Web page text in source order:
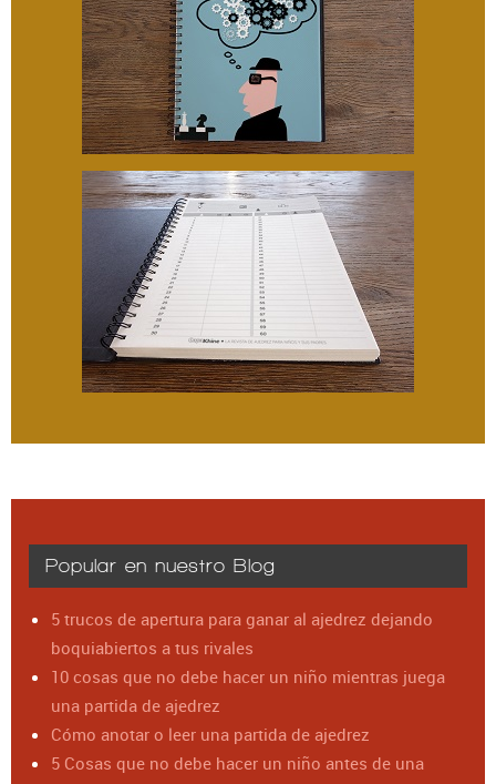
Popular en nuestro Blog
5 trucos de apertura para ganar al ajedrez dejando
boquiabiertos a tus rivales
10 cosas que no debe hacer un niño mientras juega
una partida de ajedrez
Cómo anotar o leer una partida de ajedrez
5 Cosas que no debe hacer un niño antes de una